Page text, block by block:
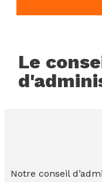
Le
Notre conseil